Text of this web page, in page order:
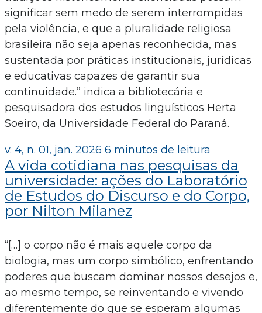
significar sem medo de serem interrompidas
pela violência, e que a pluralidade religiosa
brasileira não seja apenas reconhecida, mas
sustentada por práticas institucionais, jurídicas
e educativas capazes de garantir sua
continuidade.” indica a bibliotecária e
pesquisadora dos estudos linguísticos Herta
Soeiro, da Universidade Federal do Paraná.
v. 4, n. 01, jan. 2026 6 minutos de leitura
A vida cotidiana nas pesquisas da
universidade: ações do Laboratório
de Estudos do Discurso e do Corpo,
por Nilton Milanez
“[…] o corpo não é mais aquele corpo da
biologia, mas um corpo simbólico, enfrentando
poderes que buscam dominar nossos desejos e,
ao mesmo tempo, se reinventando e vivendo
diferentemente do que se esperam algumas